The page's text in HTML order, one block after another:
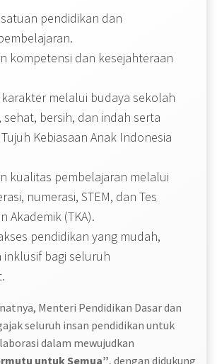
satuan pendidikan dan
kompetensi dan kesejahteraan
melalui budaya sekolah
sehat, bersih, dan indah serta
Kebiasaan Anak Indonesia
kualitas pembelajaran melalui
numerasi, STEM, dan Tes
Akademik (TKA).
pendidikan yang mudah,
inklusif bagi seluruh
Menteri Pendidikan Dasar dan
seluruh insan pendidikan untuk
dalam mewujudkan
untuk Semua”, dengan didukung